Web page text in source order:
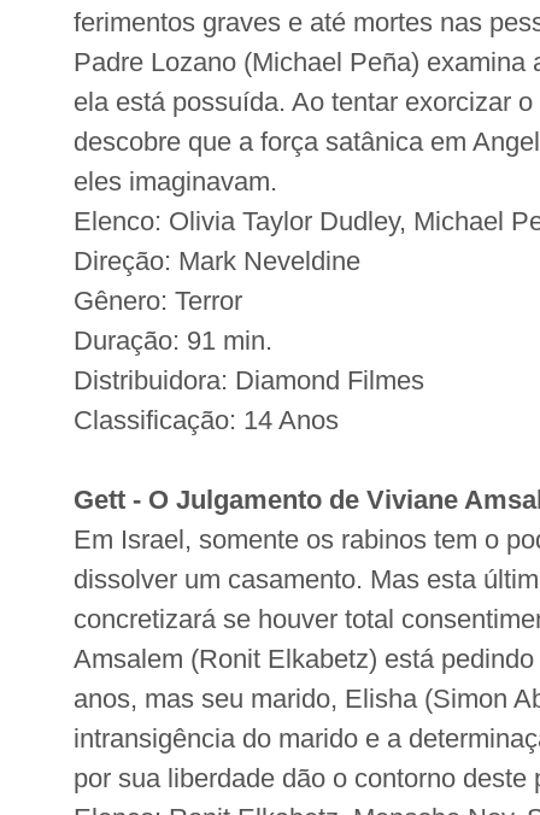
ferimentos graves e até mortes nas
Padre Lozano (Michael Peña) examina
ela está possuída. Ao tentar exorcizar
descobre que a força satânica em
eles imaginavam.
Elenco: Olivia Taylor Dudley, Michael
Direção: Mark Neveldine
Gênero: Terror
Duração: 91 min.
Distribuidora: Diamond Filmes
Classificação: 14 Anos
Gett - O Julgamento de Viviane
Em Israel, somente os rabinos tem o
dissolver um casamento. Mas esta
concretizará se houver total
Amsalem (Ronit Elkabetz) está
anos, mas seu marido, Elisha (Simon
intransigência do marido e a
por sua liberdade dão o contorno deste